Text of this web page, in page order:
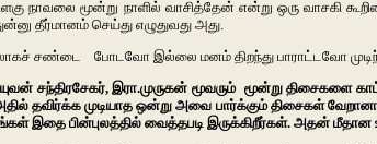
மூன்று நாளில் வாசித்தேன் என்று ஒரு வாசகி
தீர்மானம் செய்து எழுதுவது அது.
சண்டை போடவோ இல்லை மனம் திறந்து பாராட்டவோ
சந்திரசேகர், இரா.முருகன் மூவரும் மூன்று திசைகளை
அதில் தவிர்க்க முடியாத ஒன்று அவை பார்க்கும் திசைகள்
இதை பின்புலத்தில் வைத்தபடி இருக்கிறீர்கள். அதன் மீதான